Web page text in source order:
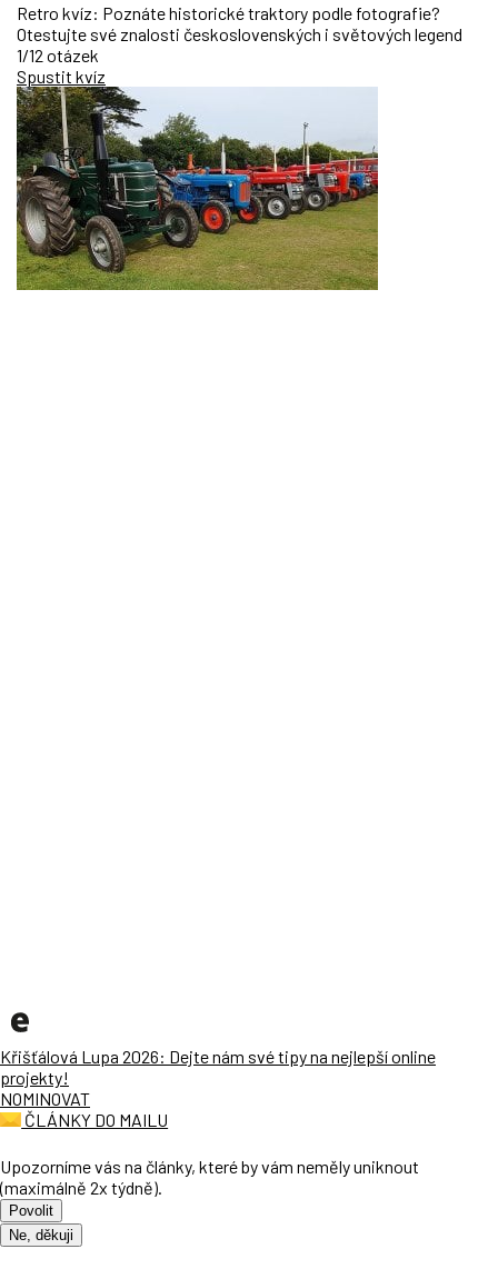
Retro kvíz: Poznáte historické traktory podle fotografie?
Otestujte své znalosti československých i světových legend
1/12 otázek
Spustit kvíz
Křišťálová Lupa 2026: Dejte nám své tipy na nejlepší online
projekty!
NOMINOVAT
ČLÁNKY DO MAILU
Upozorníme vás na články, které by vám neměly uniknout
(maximálně 2x týdně).
Povolit
Ne, děkuji